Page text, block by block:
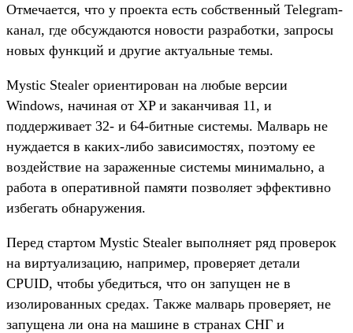
Отмечается, что у проекта есть собственный Telegram-
канал, где обсуждаются новости разработки, запросы
новых функций и другие актуальные темы.
Mystic Stealer ориентирован на любые версии
Windows, начиная от XP и заканчивая 11, и
поддерживает 32- и 64-битные системы. Малварь не
нуждается в каких-либо зависимостях, поэтому ее
воздействие на зараженные системы минимально, а
работа в оперативной памяти позволяет эффективно
избегать обнаружения.
Перед стартом Mystic Stealer выполняет ряд проверок
на виртуализацию, например, проверяет детали
CPUID, чтобы убедиться, что он запущен не в
изолированных средах. Также малварь проверяет, не
запущена ли она на машине в странах СНГ и